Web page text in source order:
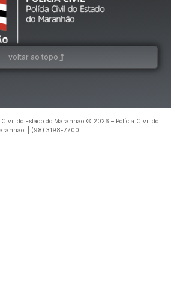
voltar ao topo
Civil do Estado do Maranhão © 2026 – Polícia Civil do
| (98) 3198-7700